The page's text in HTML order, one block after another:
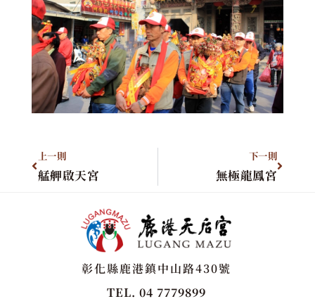
上一則
艋舺啟天宮
下一則
無極龍鳳宮
彰化縣鹿港鎮中山路430號
TEL. 04 7779899